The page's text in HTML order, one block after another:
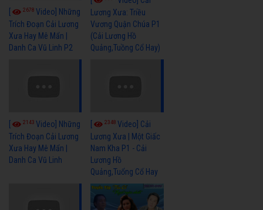
2678 Video] Những
Trích Đoạn Cải Lương
Xưa Hay Mê Mẩn |
Danh Ca Vũ Linh P2
Lương Xưa: Triều
Vương Quận Chúa P1
(Cải Lương Hồ
Quảng,Tuồng Cổ Hay)
2143 Video] Những
Trích Đoạn Cải Lương
Xưa Hay Mê Mẩn |
Danh Ca Vũ Linh
2348Video] Cải
Lương Xưa | Một Giấc
Nam Kha P1 - Cải
Lương Hồ
Quảng,Tuổng Cổ Hay